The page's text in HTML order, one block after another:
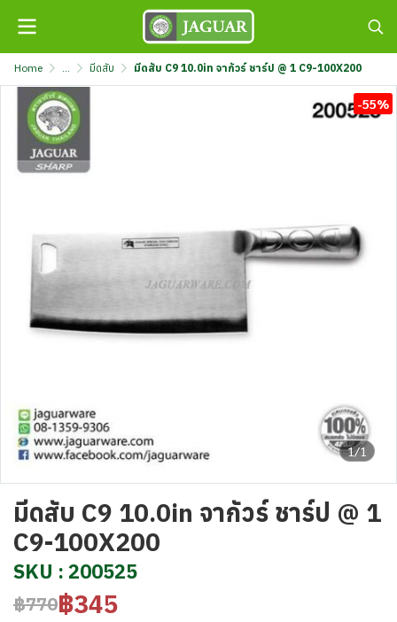
Home ... มีดสับ มีดสับ C9 10.0in จากัวร์ ชาร์ป @ 1 C9-100X200
1/1
-55%
มีดสับ C9 10.0in จากัวร์ ชาร์ป @ 1
C9-100X200
SKU : 200525
฿770฿345